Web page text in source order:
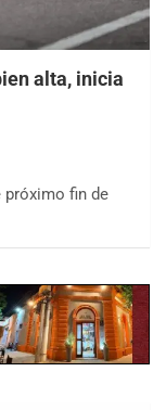
alta, inicia
próximo fin de